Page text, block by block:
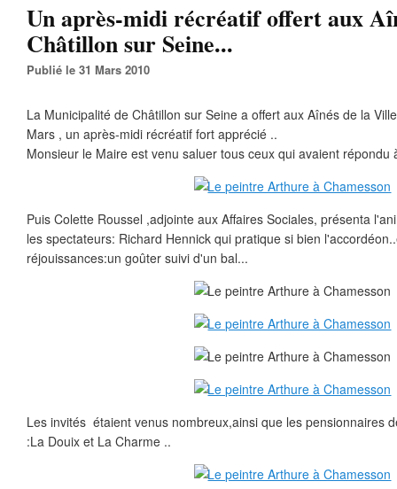
Un après-midi récréatif offert aux
Châtillon sur Seine...
Publié le 31 Mars 2010
La Municipalité de Châtillon sur Seine a offert aux Aînés de la
Mars , un après-midi récréatif fort apprécié ..
Monsieur le Maire est venu saluer tous ceux qui avaient répondu
Puis Colette Roussel ,adjointe aux Affaires Sociales, présenta
les spectateurs: Richard Hennick qui pratique si bien
réjouissances:un goûter suivi d'un bal...
Les invités étaient venus nombreux,ainsi que les pensionnaires
:La Douix et La Charme ..